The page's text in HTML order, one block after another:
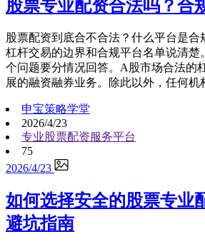
股票专业配资合法吗？合
股票配资到底合不合法？什么平台是合
杠杆交易的边界和合规平台名单说清楚
个问题要分情况回答。A股市场合法的
展的融资融券业务。除此以外，任何
申宝策略学堂
2026/4/23
专业股票配资服务平台
75
2026/4/23
如何选择安全的股票专业
避坑指南